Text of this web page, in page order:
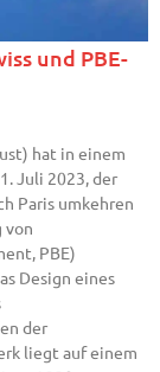
und PBE-
hat in einem
Juli 2023, der
Paris umkehren
von
PBE)
Design eines
der
liegt auf einem